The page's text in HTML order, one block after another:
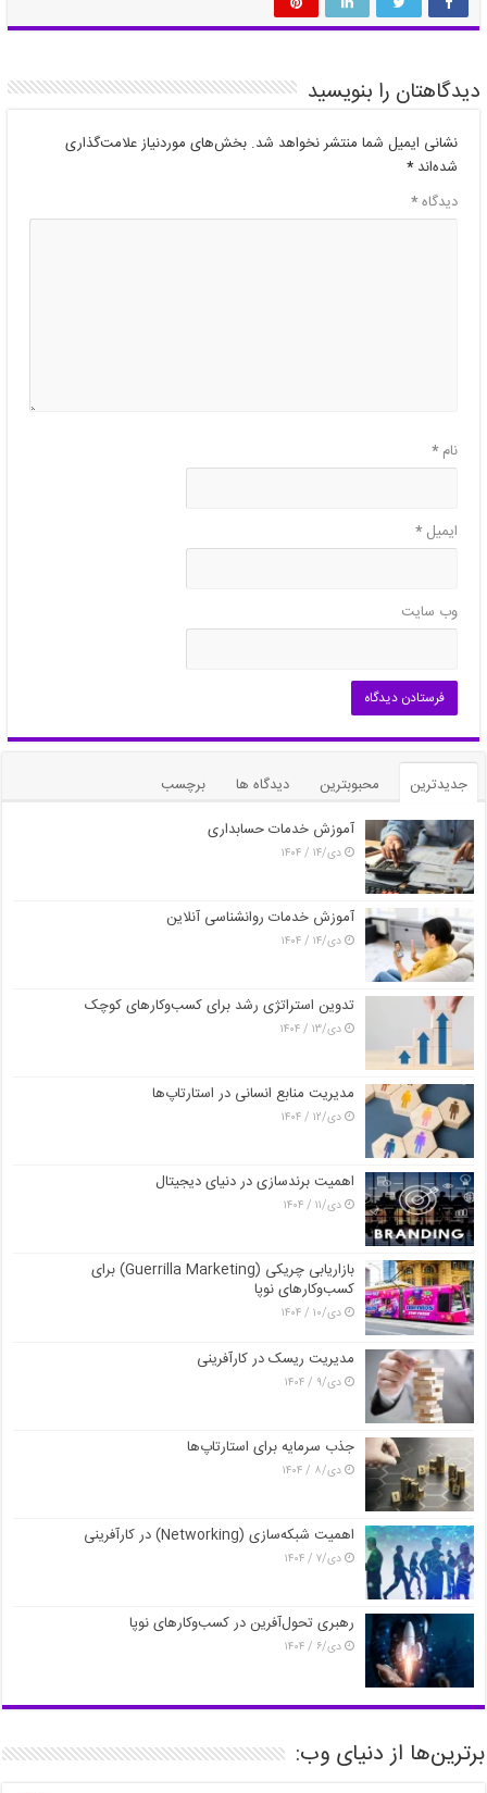
دیدگاهتان را بنویسید
نشانی ایمیل شما منتشر نخواهد شد. بخش‌های موردنیاز علامت‌گذاری
شده‌اند*
دیدگاه*
نام*
ایمیل*
وب‌ سایت
جدیدترین محبوبترین دیدگاه ها
برچسب
آموزش خدمات حسابداری
دی/۱۴ / ۱۴۰۴
آموزش خدمات روانشناسی آنلاین
دی/۱۴ / ۱۴۰۴
تدوین استراتژی رشد برای کسب‌وکارهای کوچک
دی/۱۳ / ۱۴۰۴
مدیریت منابع انسانی در استارتاپ‌ها
دی/۱۲ / ۱۴۰۴
اهمیت برندسازی در دنیای دیجیتال
دی/۱۱ / ۱۴۰۴
بازاریابی چریکی (Guerrilla Marketing) برای
کسب‌وکارهای نوپا
دی/۱۰ / ۱۴۰۴
مدیریت ریسک در کارآفرینی
دی/۹ / ۱۴۰۴
جذب سرمایه برای استارتاپ‌ها
دی/۸ / ۱۴۰۴
اهمیت شبکه‌سازی (Networking) در کارآفرینی
دی/۷ / ۱۴۰۴
رهبری تحول‌آفرین در کسب‌وکارهای نوپا
دی/۶ / ۱۴۰۴
برترین‌ها از دنیای وب: